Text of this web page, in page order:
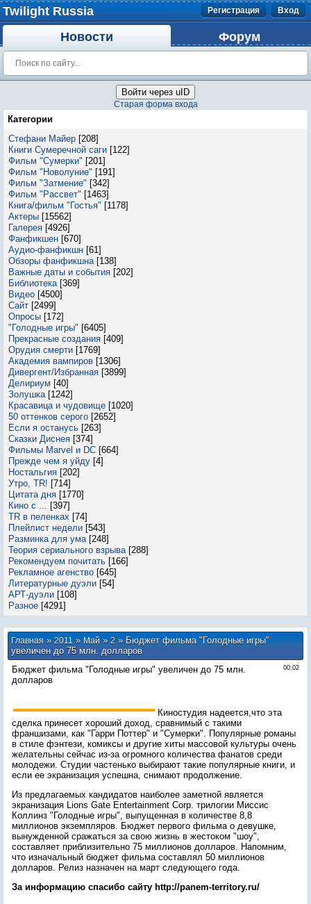
Twilight Russia Регистрация Вход
Новости Форум
Войти через uID
Старая форма входа
Категории
Стефани Майер [208]
Книги Сумеречной саги [122]
Фильм "Сумерки" [201]
Фильм "Новолуние" [191]
Фильм "Затмение" [342]
Фильм "Рассвет" [1463]
Книга/фильм "Гостья" [1178]
Актеры [15562]
Галерея [4926]
Фанфикшен [670]
Аудио-фанфикшн [61]
Обзоры фанфикшна [138]
Важные даты и события [202]
Библиотека [369]
Видео [4500]
Сайт [2499]
Опросы [172]
"Голодные игры" [6405]
Прекрасные создания [409]
Орудия смерти [1769]
Академия вампиров [1306]
Дивергент/Избранная [3899]
Делириум [40]
Золушка [1242]
Красавица и чудовище [1020]
50 оттенков серого [2652]
Если я останусь [263]
Сказки Диснея [374]
Фильмы Marvel и DC [664]
Прежде чем я уйду [4]
Ностальгия [202]
Утро, TR! [714]
Цитата дня [1770]
Кино с ... [397]
TR в пеленках [74]
Плейлист недели [543]
Разминка для ума [248]
Теория сериального взрыва [288]
Рекомендуем почитать [166]
Рекламное агенство [645]
Литературные дуэли [54]
АРТ-дуэли [108]
Разное [4291]
Главная»2011 » Май » 2» Бюджет фильма "Голодные игры"
увеличен до 75 млн. долларов
00:02
Бюджет фильма "Голодные игры" увеличен до 75 млн.
долларов
Киностудия надеется,что эта
сделка принесет хороший доход, сравнимый с такими
франшизами, как "Гарри Поттер" и "Сумерки". Популярные романы
в стиле фэнтези, комиксы и другие хиты массовой культуры очень
желательны сейчас из-за огромного количества фанатов среди
молодежи. Студии частенько выбирают такие популярные книги, и
если ее экранизация успешна, снимают продолжение.
Из предлагаемых кандидатов наиболее заметной является
экранизация Lions Gate Entertainment Corp. трилогии Миссис
Коллинз "Голодные игры", выпущенная в количестве 8,8
миллионов экземпляров. Бюджет первого фильма о девушке,
вынужденной сражаться за свою жизнь в жестоком "шоу",
составляет приблизительно 75 миллионов долларов. Напомним,
что изначальный бюджет фильма составлял 50 миллионов
долларов. Релиз назначен на март следующего года.
За информацию спасибо сайту http://panem-territory.ru/